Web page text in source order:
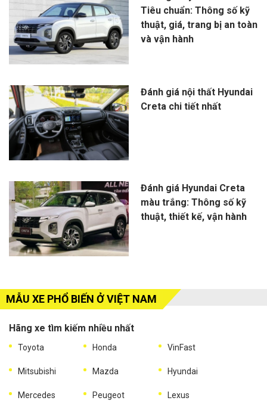
Tiêu chuẩn: Thông số kỹ
thuật, giá, trang bị an toàn
và vận hành
Đánh giá nội thất Hyundai
Creta chi tiết nhất
Đánh giá Hyundai Creta
màu trắng: Thông số kỹ
thuật, thiết kế, vận hành
MẪU XE PHỔ BIẾN Ở VIỆT NAM
Hãng xe tìm kiếm nhiều nhất
Toyota Honda VinFast
Mitsubishi Mazda Hyundai
Mercedes Peugeot Lexus